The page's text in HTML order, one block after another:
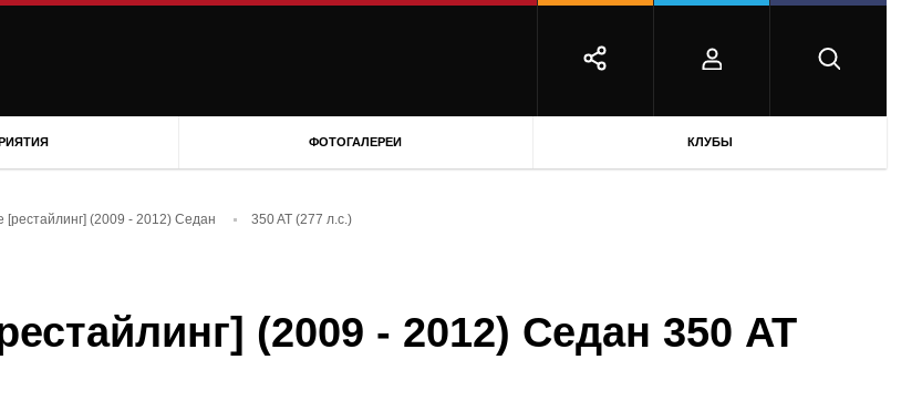
ФОТОГАЛЕРЕИ КЛУБЫ
[рестайлинг] (2009 - 2012) Седан 350 AT (277 л.с.)
(2009 - 2012) Седан 350 AT